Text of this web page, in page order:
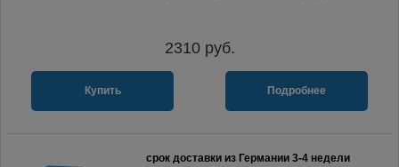
2310руб.
Купить Подробнее
срок доставки из Германии 3-4 недели